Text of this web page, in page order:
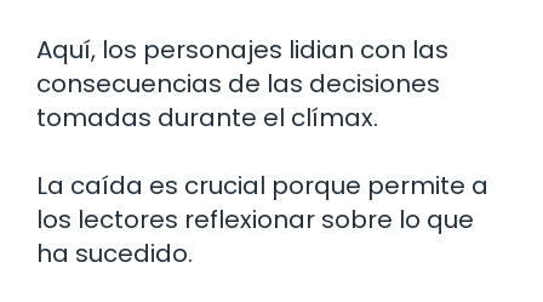
Aquí, los personajes lidian con las
consecuencias de las decisiones
tomadas durante el clímax.
La caída es crucial porque permite a
los lectores reflexionar sobre lo que
ha sucedido.